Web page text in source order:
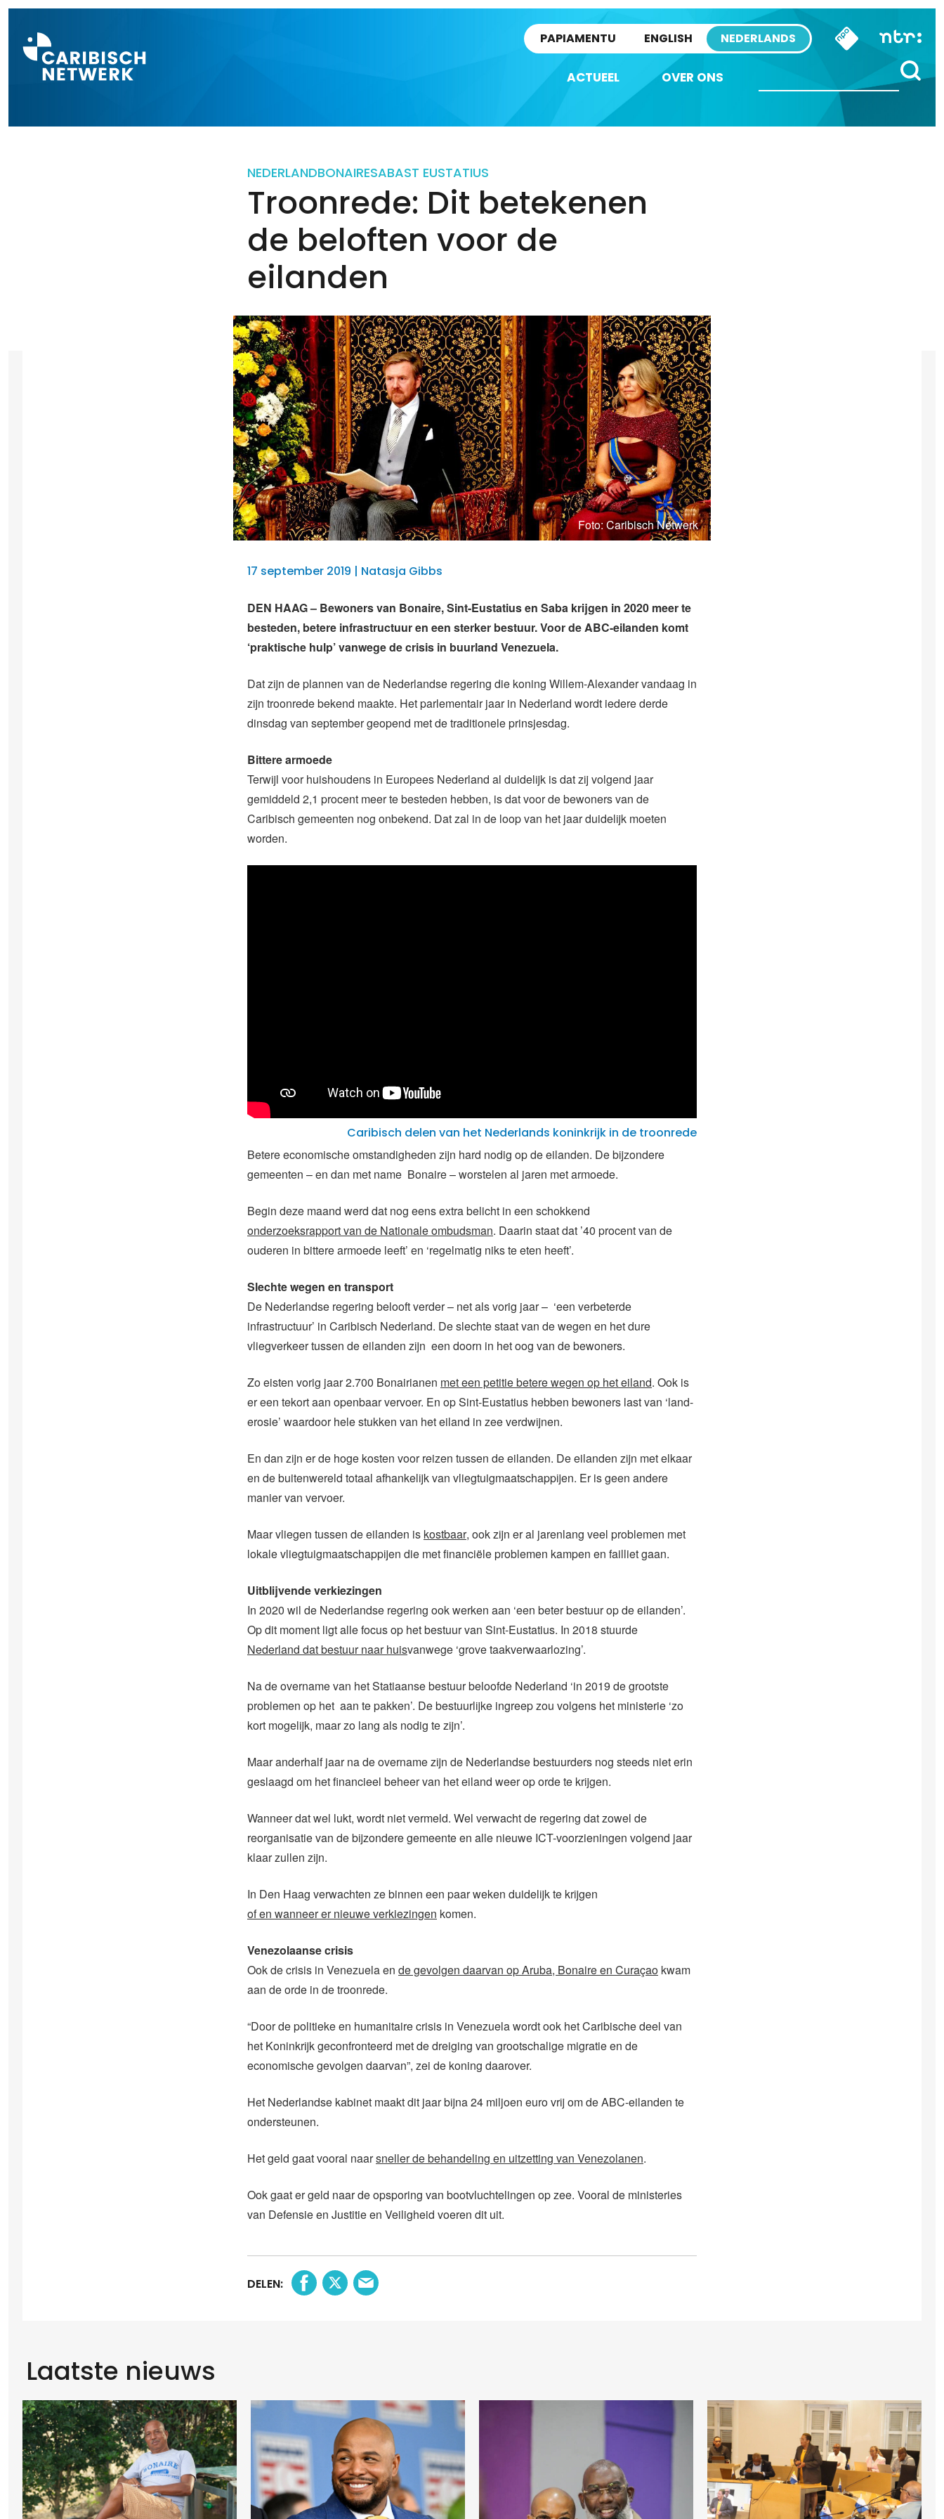
PAPIAMENTU ENGLISH NEDERLANDS
ACTUEEL OVER ONS
NEDERLANDBONAIRESABAST EUSTATIUS
Troonrede: Dit betekenen
de beloften voor de
eilanden
Foto: Caribisch Netwerk
17 september 2019 | Natasja Gibbs
DEN HAAG – Bewoners van Bonaire, Sint-Eustatius en Saba krijgen in 2020 meer te
besteden, betere infrastructuur en een sterker bestuur. Voor de ABC-eilanden komt
‘praktische hulp’ vanwege de crisis in buurland Venezuela.
Dat zijn de plannen van de Nederlandse regering die koning Willem-Alexander vandaag in
zijn troonrede bekend maakte. Het parlementair jaar in Nederland wordt iedere derde
dinsdag van september geopend met de traditionele prinsjesdag.
Bittere armoede
Terwijl voor huishoudens in Europees Nederland al duidelijk is dat zij volgend jaar
gemiddeld 2,1 procent meer te besteden hebben, is dat voor de bewoners van de
Caribisch gemeenten nog onbekend. Dat zal in de loop van het jaar duidelijk moeten
worden.
Caribisch delen van het Nederlands koninkrijk in de troonrede
Betere economische omstandigheden zijn hard nodig op de eilanden. De bijzondere
gemeenten – en dan met name Bonaire – worstelen al jaren met armoede.
Begin deze maand werd dat nog eens extra belicht in een schokkend
onderzoeksrapport van de Nationale ombudsman. Daarin staat dat ’40 procent van de
ouderen in bittere armoede leeft’ en ‘regelmatig niks te eten heeft’.
Slechte wegen en transport
De Nederlandse regering belooft verder – net als vorig jaar – ‘een verbeterde
infrastructuur’ in Caribisch Nederland. De slechte staat van de wegen en het dure
vliegverkeer tussen de eilanden zijn een doorn in het oog van de bewoners.
Zo eisten vorig jaar 2.700 Bonairianen met een petitie betere wegen op het eiland. Ook is
er een tekort aan openbaar vervoer. En op Sint-Eustatius hebben bewoners last van ‘land-
erosie’ waardoor hele stukken van het eiland in zee verdwijnen.
En dan zijn er de hoge kosten voor reizen tussen de eilanden. De eilanden zijn met elkaar
en de buitenwereld totaal afhankelijk van vliegtuigmaatschappijen. Er is geen andere
manier van vervoer.
Maar vliegen tussen de eilanden is kostbaar, ook zijn er al jarenlang veel problemen met
lokale vliegtuigmaatschappijen die met financiële problemen kampen en failliet gaan.
Uitblijvende verkiezingen
In 2020 wil de Nederlandse regering ook werken aan ‘een beter bestuur op de eilanden’.
Op dit moment ligt alle focus op het bestuur van Sint-Eustatius. In 2018 stuurde
Nederland dat bestuur naar huisvanwege ‘grove taakverwaarlozing’.
Na de overname van het Statiaanse bestuur beloofde Nederland ‘in 2019 de grootste
problemen op het aan te pakken’. De bestuurlijke ingreep zou volgens het ministerie ‘zo
kort mogelijk, maar zo lang als nodig te zijn’.
Maar anderhalf jaar na de overname zijn de Nederlandse bestuurders nog steeds niet erin
geslaagd om het financieel beheer van het eiland weer op orde te krijgen.
Wanneer dat wel lukt, wordt niet vermeld. Wel verwacht de regering dat zowel de
reorganisatie van de bijzondere gemeente en alle nieuwe ICT-voorzieningen volgend jaar
klaar zullen zijn.
In Den Haag verwachten ze binnen een paar weken duidelijk te krijgen
of en wanneer er nieuwe verkiezingen komen.
Venezolaanse crisis
Ook de crisis in Venezuela en de gevolgen daarvan op Aruba, Bonaire en Curaçao kwam
aan de orde in de troonrede.
“Door de politieke en humanitaire crisis in Venezuela wordt ook het Caribische deel van
het Koninkrijk geconfronteerd met de dreiging van grootschalige migratie en de
economische gevolgen daarvan”, zei de koning daarover.
Het Nederlandse kabinet maakt dit jaar bijna 24 miljoen euro vrij om de ABC-eilanden te
ondersteunen.
Het geld gaat vooral naarsneller de behandeling en uitzetting van Venezolanen.
Ook gaat er geld naar de opsporing van bootvluchtelingen op zee. Vooral de ministeries
van Defensie en Justitie en Veiligheid voeren dit uit.
DELEN:
Laatste nieuws